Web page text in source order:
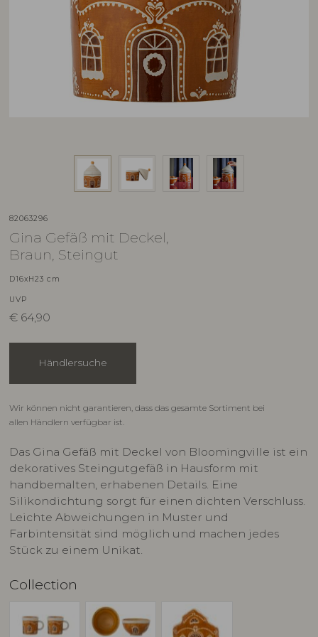
82063296
Gina Gefäß mit Deckel,
Braun, Steingut
D16xH23 cm
UVP
€ 64,90
Händlersuche
Wir können nicht garantieren, dass das gesamte Sortiment bei
allen Händlern verfügbar ist.
Das Gina Gefäß mit Deckel von Bloomingville ist ein
dekoratives Steingutgefäß in Hausform mit
handbemalten, erhabenen Details. Eine
Silikondichtung sorgt für einen dichten Verschluss.
Leichte Abweichungen in Muster und
Farbintensität sind möglich und machen jedes
Stück zu einem Unikat.
Collection